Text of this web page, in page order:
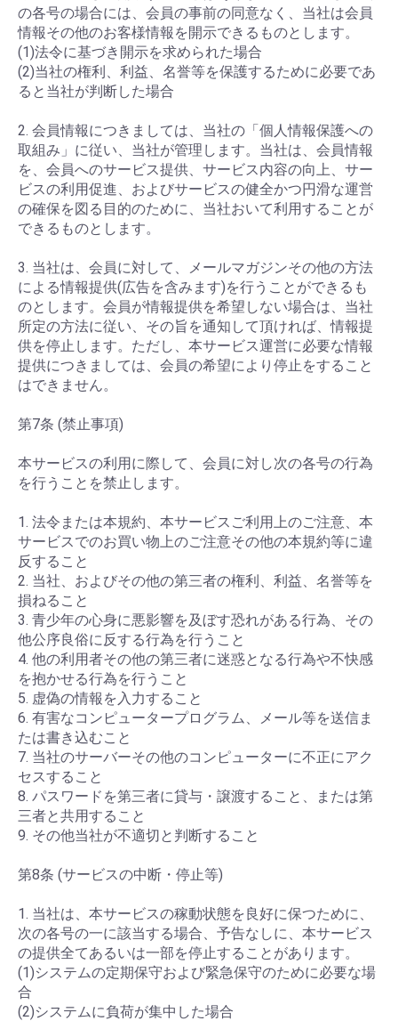
の各号の場合には、会員の事前の同意なく、当社は会員
情報その他のお客様情報を開示できるものとします。
(1)法令に基づき開示を求められた場合
(2)当社の権利、利益、名誉等を保護するために必要であ
ると当社が判断した場合
2. 会員情報につきましては、当社の「個人情報保護への
取組み」に従い、当社が管理します。当社は、会員情報
を、会員へのサービス提供、サービス内容の向上、サー
ビスの利用促進、およびサービスの健全かつ円滑な運営
の確保を図る目的のために、当社おいて利用することが
できるものとします。
3. 当社は、会員に対して、メールマガジンその他の方法
による情報提供(広告を含みます)を行うことができるも
のとします。会員が情報提供を希望しない場合は、当社
所定の方法に従い、その旨を通知して頂ければ、情報提
供を停止します。ただし、本サービス運営に必要な情報
提供につきましては、会員の希望により停止をすること
はできません。
第7条 (禁止事項)
本サービスの利用に際して、会員に対し次の各号の行為
を行うことを禁止します。
1. 法令または本規約、本サービスご利用上のご注意、本
サービスでのお買い物上のご注意その他の本規約等に違
反すること
2. 当社、およびその他の第三者の権利、利益、名誉等を
損ねること
3. 青少年の心身に悪影響を及ぼす恐れがある行為、その
他公序良俗に反する行為を行うこと
4. 他の利用者その他の第三者に迷惑となる行為や不快感
を抱かせる行為を行うこと
5. 虚偽の情報を入力すること
6. 有害なコンピュータープログラム、メール等を送信ま
たは書き込むこと
7. 当社のサーバーその他のコンピューターに不正にアク
セスすること
8. パスワードを第三者に貸与・譲渡すること、または第
三者と共用すること
9. その他当社が不適切と判断すること
第8条 (サービスの中断・停止等)
1. 当社は、本サービスの稼動状態を良好に保つために、
次の各号の一に該当する場合、予告なしに、本サービス
の提供全てあるいは一部を停止することがあります。
(1)システムの定期保守および緊急保守のために必要な場
合
(2)システムに負荷が集中した場合